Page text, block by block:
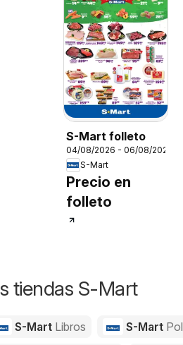
S-Mart folleto
04/08/2026 - 06/08/2026
S-Mart
Precio en
folleto
tiendas S-Mart
S-Mart Libros S-Mart